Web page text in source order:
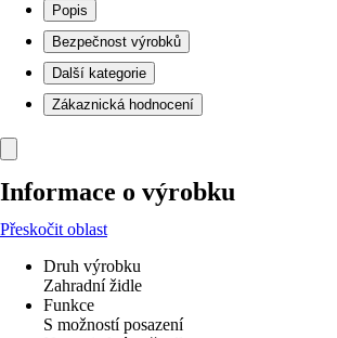
Popis
Bezpečnost výrobků
Další kategorie
Zákaznická hodnocení
Informace o výrobku
Přeskočit oblast
Druh výrobku
Zahradní židle
Funkce
S možností posazení